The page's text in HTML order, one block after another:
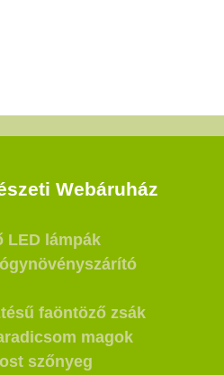
Webáruház
LED lámpák
faöntöző zsák
magok
szőnyeg